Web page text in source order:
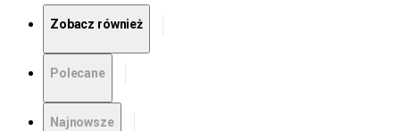
Zobacz również
Polecane
Najnowsze